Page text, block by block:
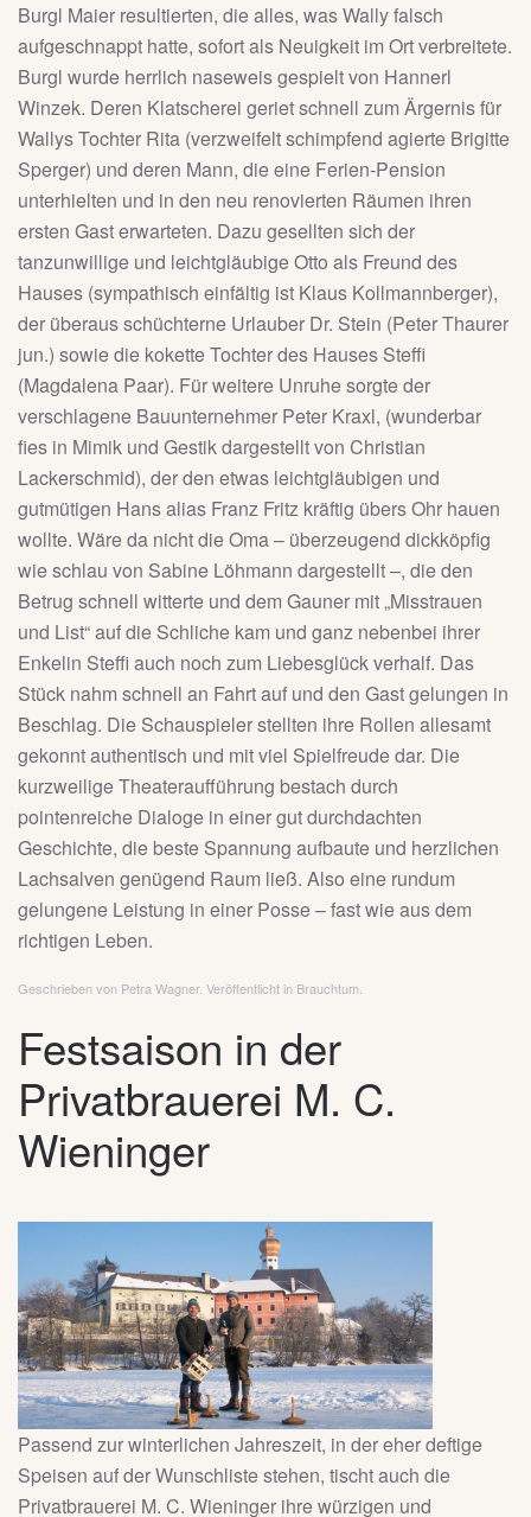
Burgl Maier resultierten, die alles, was Wally falsch
aufgeschnappt hatte, sofort als Neuigkeit im Ort verbreitete.
Burgl wurde herrlich naseweis gespielt von Hannerl
Winzek. Deren Klatscherei geriet schnell zum Ärgernis für
Wallys Tochter Rita (verzweifelt schimpfend agierte Brigitte
Sperger) und deren Mann, die eine Ferien-Pension
unterhielten und in den neu renovierten Räumen ihren
ersten Gast erwarteten. Dazu gesellten sich der
tanzunwillige und leichtgläubige Otto als Freund des
Hauses (sympathisch einfältig ist Klaus Kollmannberger),
der überaus schüchterne Urlauber Dr. Stein (Peter Thaurer
jun.) sowie die kokette Tochter des Hauses Steffi
(Magdalena Paar). Für weitere Unruhe sorgte der
verschlagene Bauunternehmer Peter Kraxl, (wunderbar
fies in Mimik und Gestik dargestellt von Christian
Lackerschmid), der den etwas leichtgläubigen und
gutmütigen Hans alias Franz Fritz kräftig übers Ohr hauen
wollte. Wäre da nicht die Oma – überzeugend dickköpfig
wie schlau von Sabine Löhmann dargestellt –, die den
Betrug schnell witterte und dem Gauner mit „Misstrauen
und List“ auf die Schliche kam und ganz nebenbei ihrer
Enkelin Steffi auch noch zum Liebesglück verhalf. Das
Stück nahm schnell an Fahrt auf und den Gast gelungen in
Beschlag. Die Schauspieler stellten ihre Rollen allesamt
gekonnt authentisch und mit viel Spielfreude dar. Die
kurzweilige Theateraufführung bestach durch
pointenreiche Dialoge in einer gut durchdachten
Geschichte, die beste Spannung aufbaute und herzlichen
Lachsalven genügend Raum ließ. Also eine rundum
gelungene Leistung in einer Posse – fast wie aus dem
richtigen Leben.
Geschrieben von Petra Wagner. Veröffentlicht in Brauchtum.
Festsaison in der
Privatbrauerei M. C.
Wieninger
Passend zur winterlichen Jahreszeit, in der eher deftige
Speisen auf der Wunschliste stehen, tischt auch die
Privatbrauerei M. C. Wieninger ihre würzigen und